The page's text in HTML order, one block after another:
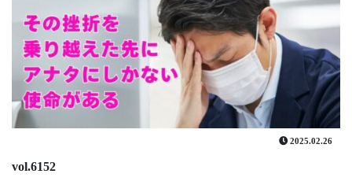
2025.02.26
vol.6152